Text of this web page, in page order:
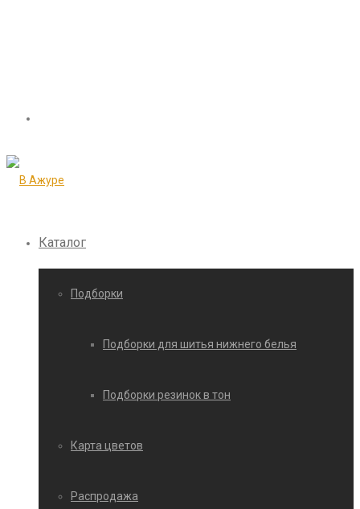
Каталог
Подборки
Подборки для шитья нижнего белья
Подборки резинок в тон
Карта цветов
Распродажа